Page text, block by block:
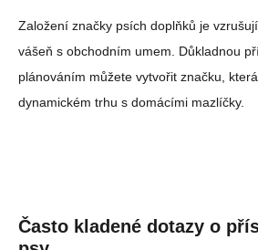
Založení značky psích doplňků je
vášeň s obchodním umem. Důkladnou
plánováním můžete vytvořit značku,
dynamickém trhu s domácími mazlíčky.
Často kladené dotazy o